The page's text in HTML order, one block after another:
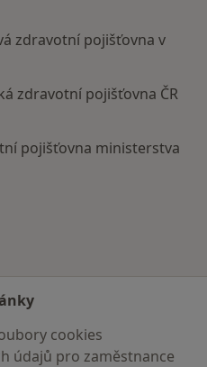
zdravotní pojišťovna v
zdravotní pojišťovna ČR
pojišťovna ministerstva
cookies
údajů pro zaměstnance